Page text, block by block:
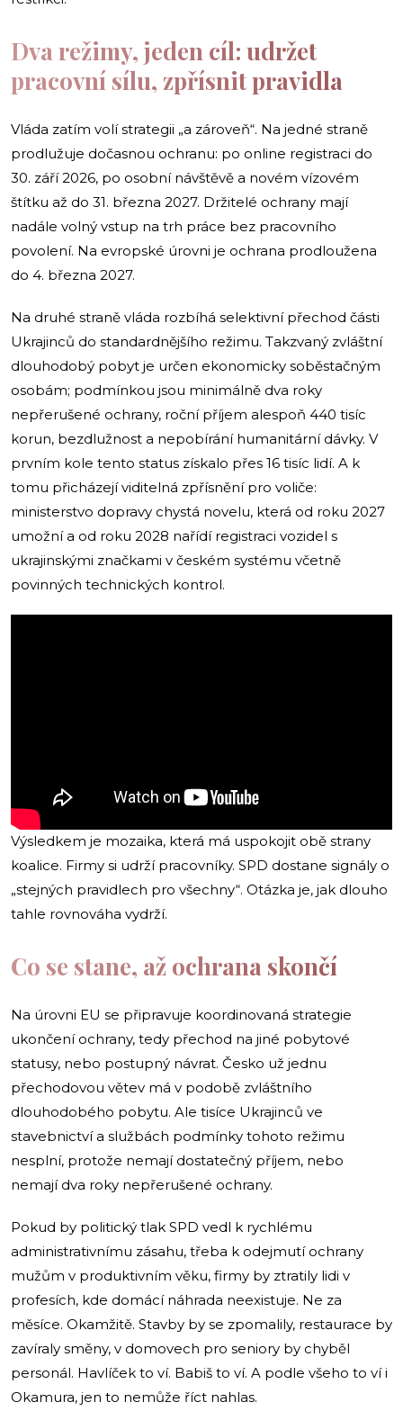
Dva režimy, jeden cíl: udržet
pracovní sílu, zpřísnit pravidla
Vláda zatím volí strategii „a zároveň“. Na jedné straně
prodlužuje dočasnou ochranu: po online registraci do
30. září 2026, po osobní návštěvě a novém vízovém
štítku až do 31. března 2027. Držitelé ochrany mají
nadále volný vstup na trh práce bez pracovního
povolení. Na evropské úrovni je ochrana prodloužena
do 4. března 2027.
Na druhé straně vláda rozbíhá selektivní přechod části
Ukrajinců do standardnějšího režimu. Takzvaný zvláštní
dlouhodobý pobyt je určen ekonomicky soběstačným
osobám; podmínkou jsou minimálně dva roky
nepřerušené ochrany, roční příjem alespoň 440 tisíc
korun, bezdlužnost a nepobírání humanitární dávky. V
prvním kole tento status získalo přes 16 tisíc lidí. A k
tomu přicházejí viditelná zpřísnění pro voliče:
ministerstvo dopravy chystá novelu, která od roku 2027
umožní a od roku 2028 nařídí registraci vozidel s
ukrajinskými značkami v českém systému včetně
povinných technických kontrol.
Výsledkem je mozaika, která má uspokojit obě strany
koalice. Firmy si udrží pracovníky. SPD dostane signály o
„stejných pravidlech pro všechny“. Otázka je, jak dlouho
tahle rovnováha vydrží.
Co se stane, až ochrana skončí
Na úrovni EU se připravuje koordinovaná strategie
ukončení ochrany, tedy přechod na jiné pobytové
statusy, nebo postupný návrat. Česko už jednu
přechodovou větev má v podobě zvláštního
dlouhodobého pobytu. Ale tisíce Ukrajinců ve
stavebnictví a službách podmínky tohoto režimu
nesplní, protože nemají dostatečný příjem, nebo
nemají dva roky nepřerušené ochrany.
Pokud by politický tlak SPD vedl k rychlému
administrativnímu zásahu, třeba k odejmutí ochrany
mužům v produktivním věku, firmy by ztratily lidi v
profesích, kde domácí náhrada neexistuje. Ne za
měsíce. Okamžitě. Stavby by se zpomalily, restaurace by
zavíraly směny, v domovech pro seniory by chyběl
personál. Havlíček to ví. Babiš to ví. A podle všeho to ví i
Okamura, jen to nemůže říct nahlas.